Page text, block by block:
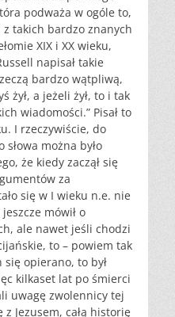
podważa w ogóle to,
z takich bardzo znanych
XIX i XX wieku,
napisał takie
bardzo wątpliwą,
żył, a jeżeli żył, to i tak
wiadomości.” Pisał to
I rzeczywiście, do
można było
że kiedy zaczął się
za
się w I wieku n.e. nie
mówił o
ale nawet jeśli chodzi
to – powiem tak
opierano, to był
kilkaset lat po śmierci
uwagę zwolennicy tej
Jezusem, całą historię